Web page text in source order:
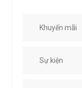
Khuyến mãi
Sự kiện